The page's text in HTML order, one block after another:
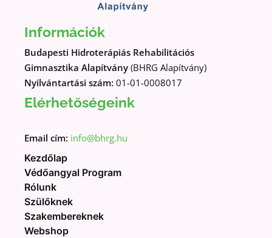
Információk
Budapesti Hidroterápiás Rehabilitációs
Gimnasztika Alapítvány (BHRG Alapítvány)
Nyilvántartási szám:01-01-0008017
Elérhetőségeink
Email cím: info@bhrg.hu
Kezdőlap
Védőangyal Program
Rólunk
Szülőknek
Szakembereknek
Webshop